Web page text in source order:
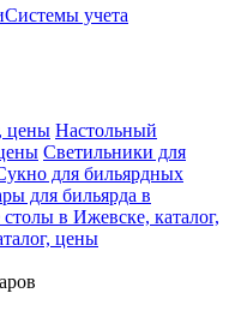
Системы учета
цены Настольный
Светильники для
для бильярдных
для бильярда в
в Ижевске, каталог,
цены